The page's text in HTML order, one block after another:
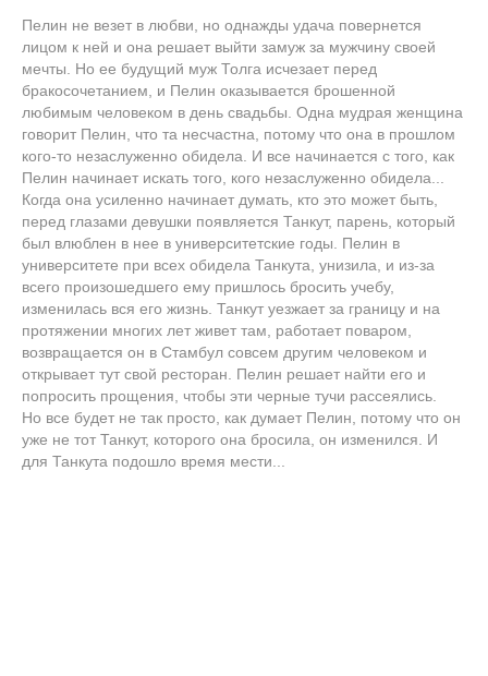
Пелин не везет в любви, но однажды удача повернется
лицом к ней и она решает выйти замуж за мужчину своей
мечты. Но ее будущий муж Толга исчезает перед
бракосочетанием, и Пелин оказывается брошенной
любимым человеком в день свадьбы. Одна мудрая женщина
говорит Пелин, что та несчастна, потому что она в прошлом
кого-то незаслуженно обидела. И все начинается с того, как
Пелин начинает искать того, кого незаслуженно обидела...
Когда она усиленно начинает думать, кто это может быть,
перед глазами девушки появляется Танкут, парень, который
был влюблен в нее в университетские годы. Пелин в
университете при всех обидела Танкута, унизила, и из-за
всего произошедшего ему пришлось бросить учебу,
изменилась вся его жизнь. Танкут уезжает за границу и на
протяжении многих лет живет там, работает поваром,
возвращается он в Стамбул совсем другим человеком и
открывает тут свой ресторан. Пелин решает найти его и
попросить прощения, чтобы эти черные тучи рассеялись.
Но все будет не так просто, как думает Пелин, потому что он
уже не тот Танкут, которого она бросила, он изменился. И
для Танкута подошло время мести...